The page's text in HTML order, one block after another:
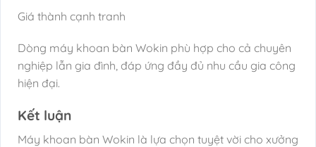
Giá thành cạnh tranh
Dòng máy khoan bàn Wokin phù hợp cho cả chuyên
nghiệp lẫn gia đình, đáp ứng đầy đủ nhu cầu gia công
hiện đại.
Kết luận
Máy khoan bàn Wokin là lựa chọn tuyệt vời cho xưởng